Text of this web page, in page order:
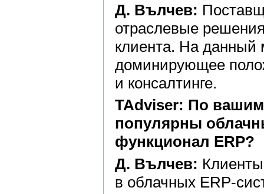
Д. Вълчев:
отраслевые
клиента. На данный
доминирующее
и консалтинге.
TAdviser: По
популярны
функционал ERP?
Д. Вълчев:
в облачных ERP-